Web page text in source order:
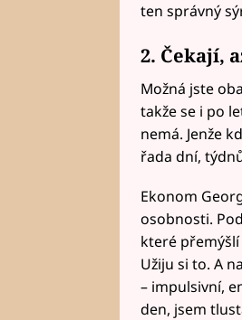
ten správný
2. Čekají,
Možná jste
takže se i po
nemá. Jenže
řada dní,
Ekonom
osobnosti.
které
Užiju si to. A
– impulsivní,
den, jsem